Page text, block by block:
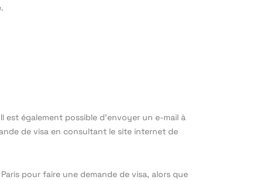
est également possible d’envoyer un e-mail à
de visa en consultant le site internet de
pour faire une demande de visa, alors que